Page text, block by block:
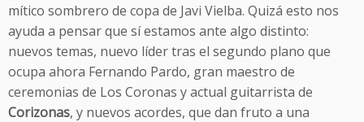
mítico sombrero de copa de Javi Vielba. Quizá esto nos
ayuda a pensar que sí estamos ante algo distinto:
nuevos temas, nuevo líder tras el segundo plano que
ocupa ahora Fernando Pardo, gran maestro de
ceremonias de Los Coronas y actual guitarrista de
Corizonas, y nuevos acordes, que dan fruto a una